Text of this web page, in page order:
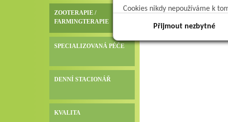
ZOOTERAPIE /
FARMINGTERAPIE
SPECIALIZOVANÁ PÉČE
DENNÍ STACIONÁŘ
KVALITA
Cookies nikdy nepoužíváme k
Přijmout nezbytné